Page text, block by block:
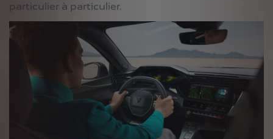
particulier à particulier.